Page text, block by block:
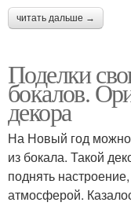
читать дальше →
Поделки
бокалов.
декора
На Новый год можно
из бокала. Такой
поднять
атмосферой.